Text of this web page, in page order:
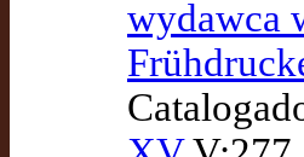
wydawca